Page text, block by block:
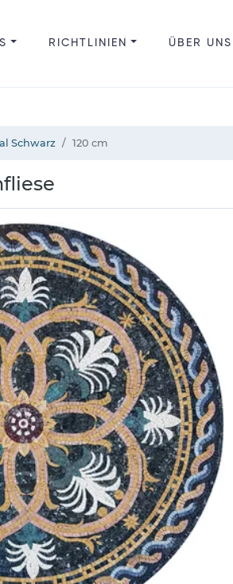
RICHTLINIEN ÜBER UNS
Schwarz 120 cm